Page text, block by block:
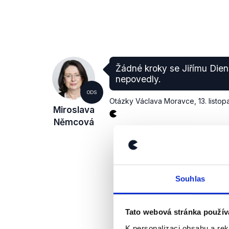
Souhlas
Tato webová stránka
ODS
Miroslava
Němcová
Žádné kroky se Jiřímu
nepovedly.
Otázky Václava Moravce 13.